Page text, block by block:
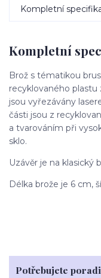
Kompletní
Kompletní
Brož s tématikou
recyklovaného plastu
jsou vyřezávány
části jsou z
a tvarováním při
sklo.
Uzávěr je na klasický
Délka brože je 6 cm,
Potřebujete